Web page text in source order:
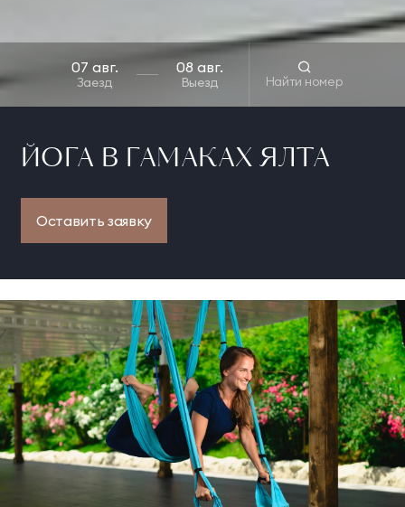
ЙОГА В ГАМАКАХ ЯЛТА
Оставить заявку
Заезд Выезд Найти номер